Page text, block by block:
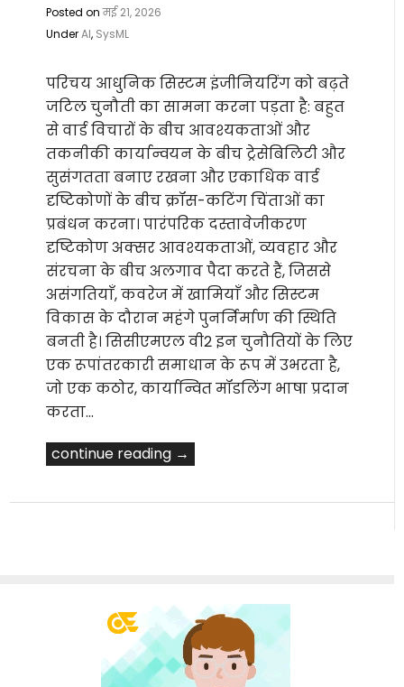
Posted onमई 21, 2026
UnderAI, SysML
परिचय आधुनिक सिस्टम इंजीनियरिंग को बढ़ते
जटिल चुनौती का सामना करना पड़ता है: बहुत
से वार्ड विचारों के बीच आवश्यकताओं और
तकनीकी कार्यान्वयन के बीच ट्रेसेबिलिटी और
सुसंगतता बनाए रखना और एकाधिक वार्ड
दृष्टिकोणों के बीच क्रॉस-कटिंग चिंताओं का
प्रबंधन करना। पारंपरिक दस्तावेजीकरण
दृष्टिकोण अक्सर आवश्यकताओं, व्यवहार और
संरचना के बीच अलगाव पैदा करते हैं, जिससे
असंगतियाँ, कवरेज में खामियाँ और सिस्टम
विकास के दौरान महंगे पुनर्निर्माण की स्थिति
बनती है। सिसीएमएल वी2 इन चुनौतियों के लिए
एक रूपांतरकारी समाधान के रूप में उभरता है,
जो एक कठोर, कार्यान्वित मॉडलिंग भाषा प्रदान
करता…
continue reading →